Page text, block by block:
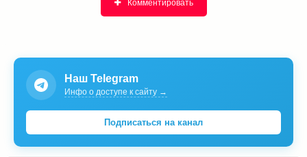
Комментировать
Наш Telegram
Инфо о доступе к сайту →
Подписаться на канал